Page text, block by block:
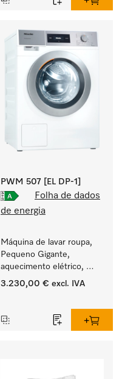
PWM 507 [EL DP-1]
Folha de dados
de energia
Máquina de lavar roupa,
Pequeno Gigante,
aquecimento elétrico,
bomba de esgoto e
Rendimento de 7 kg
3.230,00 € excl. IVA